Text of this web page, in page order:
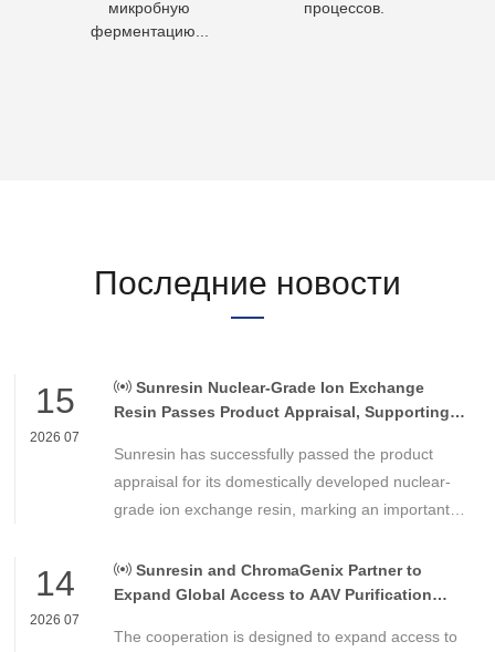
микробную
ферментацию...
процессов.
Последние новости
15
2026 07
Sunresin Nuclear-Grade Ion Exchange
Resin Passes Product Appraisal, Supporting
Control
Sunresin has successfully passed the product
appraisal for its domestically developed nuclear-
grade ion exchange resin, marking an important
chemical materials for nuclear power applications.
14
2026 07
Sunresin and ChromaGenix Partner to
Expand Global Access to AAV Purification
The cooperation is designed to expand access to